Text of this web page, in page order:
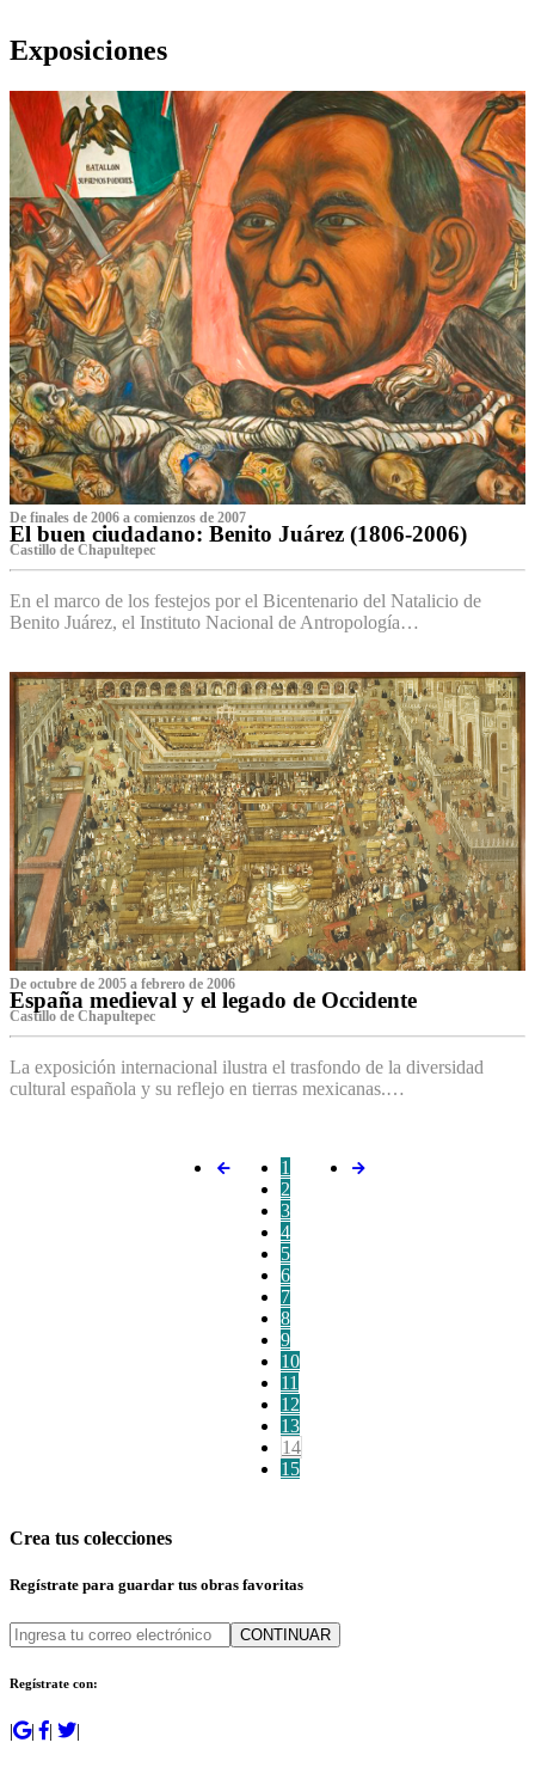
Exposiciones
De finales de 2006 a comienzos de 2007
El buen ciudadano: Benito Juárez (1806-2006)
Castillo de Chapultepec
En el marco de los festejos por el Bicentenario del Natalicio de
Benito Juárez, el Instituto Nacional de Antropología…
De octubre de 2005 a febrero de 2006
España medieval y el legado de Occidente
Castillo de Chapultepec
La exposición internacional ilustra el trasfondo de la diversidad
cultural española y su reflejo en tierras mexicanas.…
1
2
3
4
5
6
7
8
9
10
11
12
13
14
15
Crea tus colecciones
Regístrate para guardar tus obras favoritas
CONTINUAR
Regístrate con:
|